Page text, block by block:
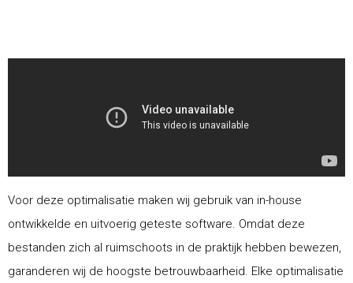
Voor deze optimalisatie maken wij gebruik van in-house
ontwikkelde en uitvoerig geteste software. Omdat deze
bestanden zich al ruimschoots in de praktijk hebben bewezen,
garanderen wij de hoogste betrouwbaarheid. Elke optimalisatie